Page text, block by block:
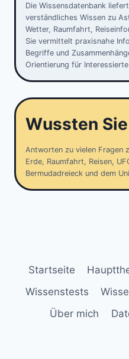
Die Wissensdatenbank
verständliches Wissen zu
Wetter, Raumfahrt,
Sie vermittelt praxisnahe
Begriffe und
Orientierung für
Wussten
Antworten zu vielen Fragen
Erde, Raumfahrt, Reisen,
Bermudadreieck und dem
Startseite
Wissenstests
Über mich